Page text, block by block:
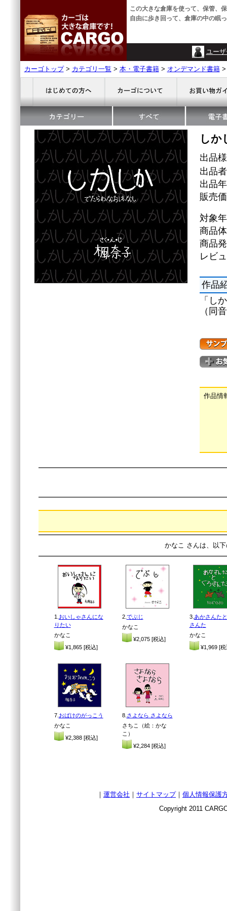
この大きな倉庫を使って、保管、
自由に歩き回って、倉庫の中の眠
ユー
カーゴトップ> カテゴリ一覧 > 本・電子書籍> オンデマンド書籍
しか
出品
出品
出品
販売
対象
商品
商品
レビ
作品
「し
（同
作品情
かなこ さんは、以
1. おいしゃさんにな
りたい
かなこ
¥1,865 [税込]
2. でぶじ
かなこ
¥2,075 [税込]
3. あかさんた
さんた
かなこ
¥1,969 [税
7. おばけのがっこう
かなこ
¥2,388 [税込]
8. さよなら さよなら
さちこ（絵：かな
こ）
¥2,284 [税込]
｜ 運営会社 ｜ サイトマップ｜ 個人情報保護
Copyright 2011